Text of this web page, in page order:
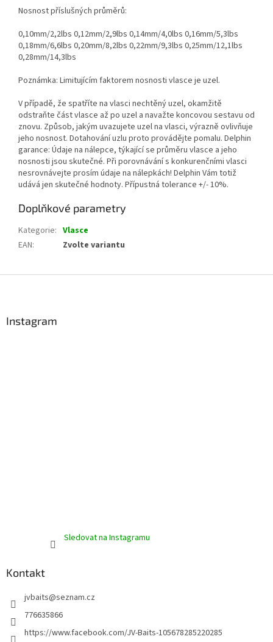
Nosnost příslušných průměrů:
0,10mm/2,2lbs 0,12mm/2,9lbs 0,14mm/4,0lbs 0,16mm/5,3lbs
0,18mm/6,6lbs 0,20mm/8,2lbs 0,22mm/9,3lbs 0,25mm/12,1lbs
0,28mm/14,3lbs
Poznámka: Limitujícím faktorem nosnosti vlasce je uzel.
V případě, že spatříte na vlasci nechtěný uzel, okamžitě
odstraňte část vlasce až po uzel a navažte koncovou sestavu od
znovu. Způsob, jakým uvazujete uzel na vlasci, výrazně ovlivňuje
jeho nosnost. Dotahování uzlu proto provádějte pomalu. Delphin
garance: Údaje na nálepce, týkající se průměru vlasce a jeho
nosnosti jsou skutečné. Při porovnávání s konkurenčními vlasci
nesrovnávejte prosím údaje na nálepkách! Delphin Vám totiž
udává jen skutečné hodnoty. Přípustná tolerance +/- 10%.
Doplňkové parametry
Kategorie: Vlasce
EAN: Zvolte variantu
Instagram
Sledovat na Instagramu
Kontakt
jvbaits@seznam.cz
776635866
https://www.facebook.com/JV-Baits-105678285220285